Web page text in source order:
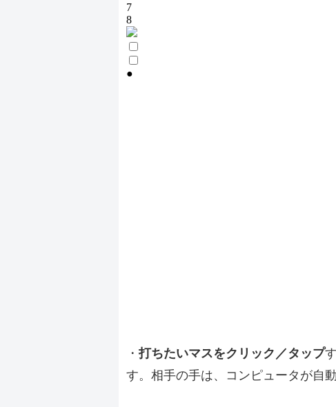
・打ちたいマスをクリック／タップ
す。相手の手は、コンピュータが自